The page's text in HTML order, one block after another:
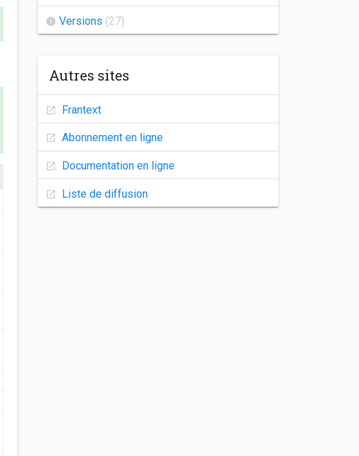
Versions (27)
Autres sites
Frantext
Abonnement en ligne
Documentation en ligne
Liste de diffusion